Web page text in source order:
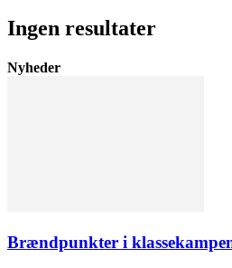
Ingen resultater
Nyheder
Brændpunkter i